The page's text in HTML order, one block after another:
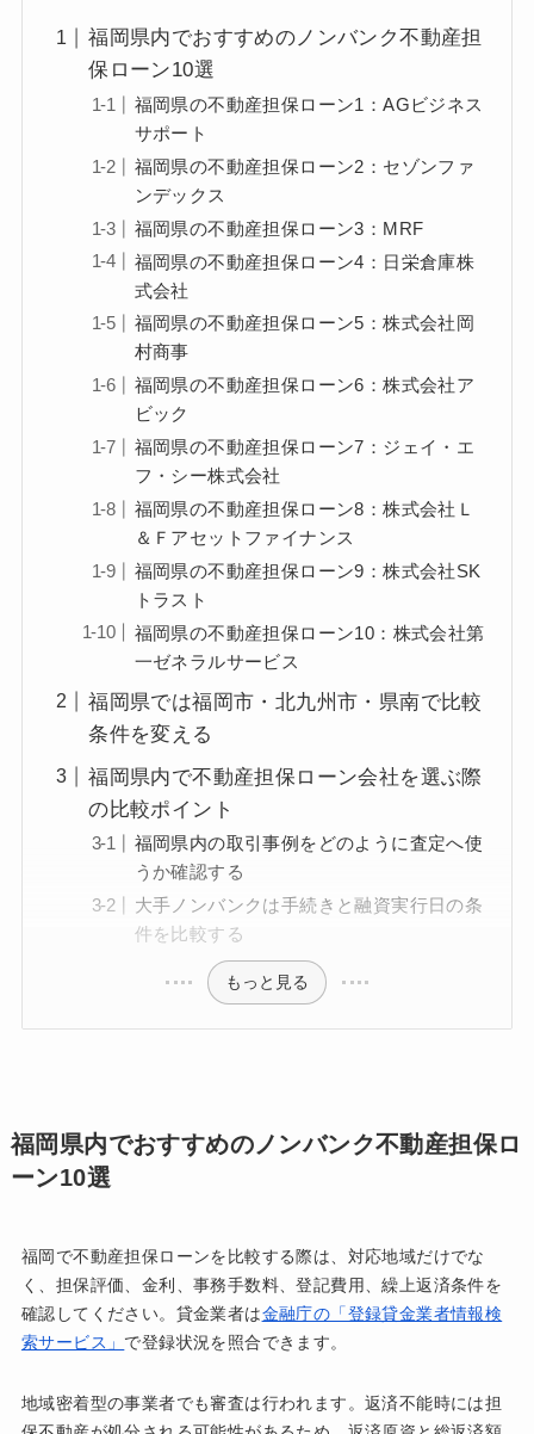
福岡県内でおすすめのノンバンク不動産担
保ローン10選
福岡県の不動産担保ローン1：AGビジネス
サポート
福岡県の不動産担保ローン2：セゾンファ
ンデックス
福岡県の不動産担保ローン3：MRF
福岡県の不動産担保ローン4：日栄倉庫株
式会社
福岡県の不動産担保ローン5：株式会社岡
村商事
福岡県の不動産担保ローン6：株式会社ア
ビック
福岡県の不動産担保ローン7：ジェイ・エ
フ・シー株式会社
福岡県の不動産担保ローン8：株式会社Ｌ
＆Ｆアセットファイナンス
福岡県の不動産担保ローン9：株式会社SK
トラスト
福岡県の不動産担保ローン10：株式会社第
一ゼネラルサービス
福岡県では福岡市・北九州市・県南で比較
条件を変える
福岡県内で不動産担保ローン会社を選ぶ際
の比較ポイント
福岡県内の取引事例をどのように査定へ使
うか確認する
大手ノンバンクは手続きと融資実行日の条
件を比較する
もっと見る
福岡県内でおすすめのノンバンク不動産担保ロ
ーン10選
福岡で不動産担保ローンを比較する際は、対応地域だけでな
く、担保評価、金利、事務手数料、登記費用、繰上返済条件を
確認してください。貸金業者は金融庁の「登録貸金業者情報検
索サービス」 で登録状況を照合できます。
地域密着型の事業者でも審査は行われます。返済不能時には担